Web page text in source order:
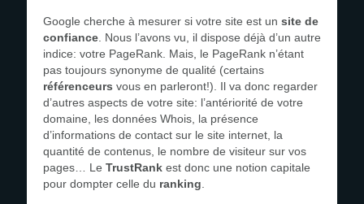
Google cherche à mesurer si votre site est un site de
confiance . Nous l’avons vu, il dispose déjà d’un autre
indice: votre PageRank. Mais, le PageRank n’étant
pas toujours synonyme de qualité (certains
référenceurs vous en parleront!). Il va donc regarder
d’autres aspects de votre site: l’antériorité de votre
domaine, les données Whois, la présence
d’informations de contact sur le site internet, la
quantité de contenus, le nombre de visiteur sur vos
pages… Le TrustRank est donc une notion capitale
pour dompter celle du ranking